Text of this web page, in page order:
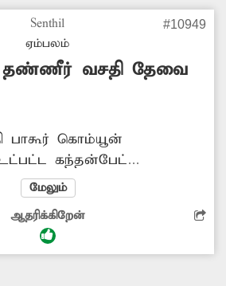
Senthil
ஏம்பலம்
#10949
சுடுகாட்டுக்கு தண்ணீர் வசதி தேவை
பாகூர் கொம்யூன்
கந்தன்பேட்
தண்ணீர் வசதி, மின்
இரும்பினால் ஆன கேட்
மேலும்
ஆதரிக்கிறேன்